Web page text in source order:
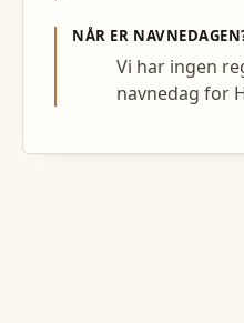
NÅR ER
Vi har ingen
navnedag for